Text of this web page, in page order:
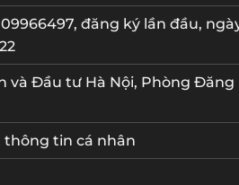
đăng ký lần đầu,
và Đầu tư Hà Nội, Phòng Đăng
thông tin cá nhân